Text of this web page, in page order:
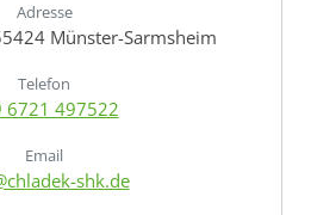
Adresse
Münster-Sarmsheim
Telefon
6721 497522
Email
shk.de